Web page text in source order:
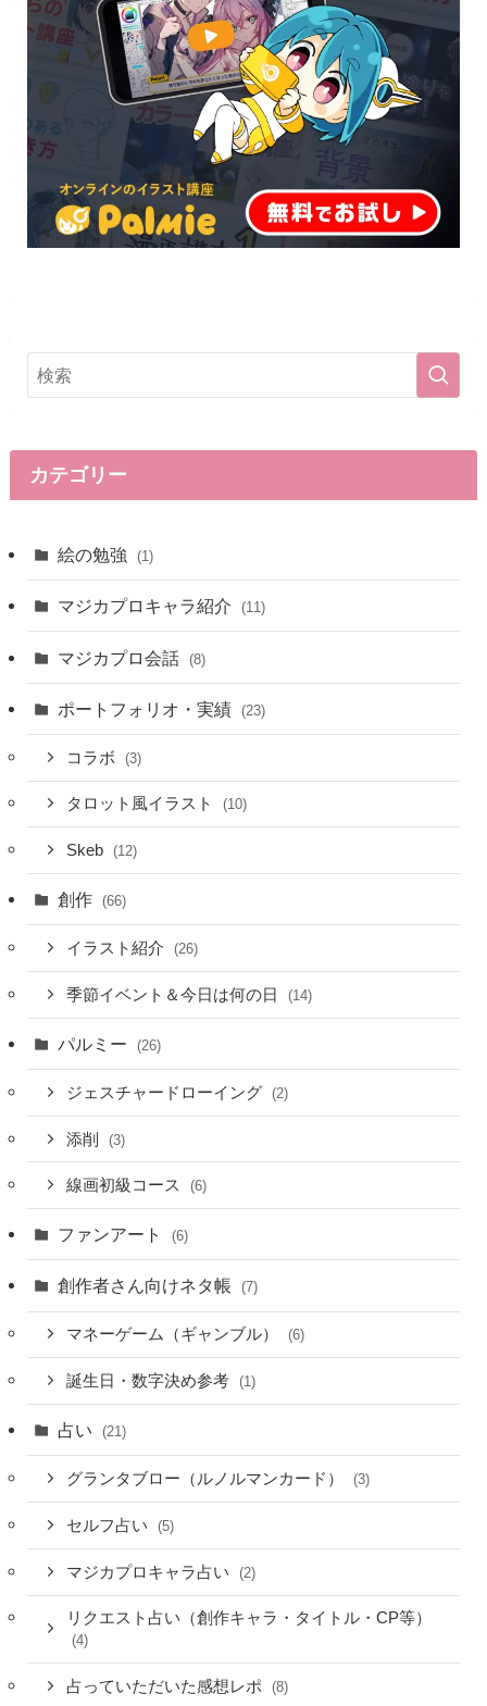
カテゴリー
絵の勉強 (1)
マジカプロキャラ紹介 (11)
マジカプロ会話 (8)
ポートフォリオ・実績 (23)
コラボ (3)
タロット風イラスト (10)
Skeb (12)
創作 (66)
イラスト紹介 (26)
季節イベント＆今日は何の日 (14)
パルミー (26)
ジェスチャードローイング (2)
添削 (3)
線画初級コース (6)
ファンアート (6)
創作者さん向けネタ帳 (7)
マネーゲーム（ギャンブル） (6)
誕生日・数字決め参考 (1)
占い (21)
グランタブロー（ルノルマンカード） (3)
セルフ占い (5)
マジカプロキャラ占い (2)
リクエスト占い（創作キャラ・タイトル・CP等）
(4)
占っていただいた感想レポ (8)